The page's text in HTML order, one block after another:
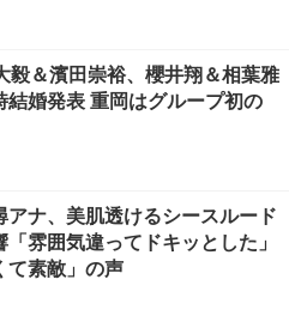
毅＆濱田崇裕、櫻井翔＆相葉雅
結婚発表 重岡はグループ初の
アナ、美肌透けるシースルード
雰囲気違ってドキッとした」
て素敵」の声